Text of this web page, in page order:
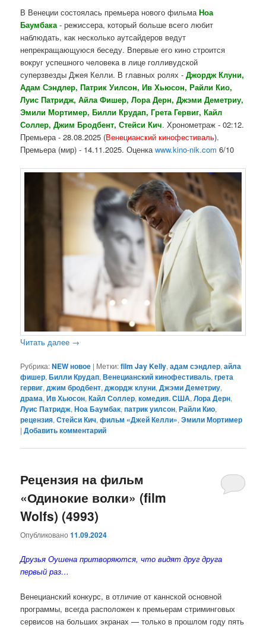
В Венеции состоялась премьера нового фильмаНоа
Баумбака - режиссера, который больше всего любит
наблюдать, как несколько аутсайдеров ведут
непрекращающуюся беседу. Впервые его кино строится
вокруг успешного человека в лице голливудской
суперзвезды Джея Келли. В главных ролях -Джордж Клуни,
Адам Сэндлер, Патрик Уилсон, Ив Хьюсон, Райли Кио,
Луис Патридж, Айла Фишер, Лора Дерн, Джэми Деметриу,
Эмили Мортимер, Билли Крудап, Грета Гервиг, Кайл
Соллер, Джим Бродбент, Стейси Кич. Хронометраж - 02:12.
Премьера - 28.08.2025 (Венецианский кинофестиваль).
Премьера (мир) - 14.11.2025. Оценкаwww.kino-nik.com 6/10
Читать далее →
Рубрика:NEW новое | Метки:film Jay Kelly,адам сэндлер,айла
фишер,Билли Крудап,Венецианский кинофестиваль,грета
гервиг,джим бродбент,джордж клуни,Джэми Деметриу,
драма,Ив Хьюсон,Кайл Соллер,комедия. США,Лора Дерн,
Луис Патридж,Ноа Баумбак,патрик уилсон,Райли Кио,
рецензия,Стейси Кич,фильм «Джей Келли»,Эмили Мортимер
|Добавить комментарий
Рецензия на фильм
«Одинокие волки» (film
Wolfs) (4993)
Опубликовано11.09.2024
Друзья Оушена притворяются, что видят друг друга
первый раз…
Венецианский конкурс, в отличие от каннской основной
программы, всегда расположен к премьерам стриминговых
сервисов на больших экранах — только в прошлом году пять